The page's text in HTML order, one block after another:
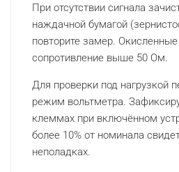
При отсутствии сигнала
наждачной бумагой
повторите замер.
сопротивление выше 50 Ом.
Для проверки под нагрузкой
режим вольтметра.
клеммах при включённом
более 10% от номинала
неполадках.